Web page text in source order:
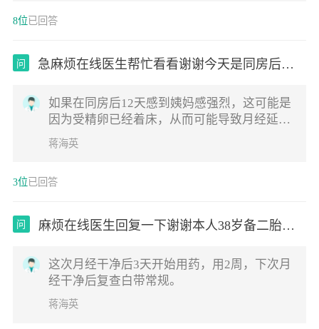
8位已回答
问
急麻烦在线医生帮忙看看谢谢今天是同房后第
如果在同房后12天感到姨妈感强烈，这可能是
因为受精卵已经着床，从而可能导致月经延
迟。怀孕是有可能的，但是也需要考虑到其他
因素，比如月经可能因为各种原因（如压力、
hcg，可以明确是否怀孕。要么观察几天看
延迟1周，建议做b超看看。
蒋海英
3位已回答
问
麻烦在线医生回复一下谢谢本人38岁备二胎一
这次月经干净后3天开始用药，用2周，下次月
经干净后复查白带常规。
蒋海英